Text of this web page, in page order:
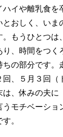
イや離乳食を
おしく、いま
もうひとつは
、時間をつく
の部分です。
、５月３回（
、休みの夫に
モチベーショ
。